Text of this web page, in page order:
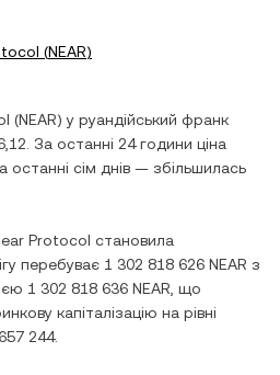
(NEAR)
(NEAR) у руандійський франк
. За останні 24 години ціна
останні сім днів — збільшилась
Protocol становила
перебуває 1 302 818 626 NEAR з
1 302 818 636 NEAR , що
капіталізацію на рівні
244.